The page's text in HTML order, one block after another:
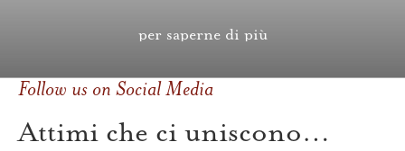
per saperne di più
Follow us on Social Media
Attimi che ci uniscono…